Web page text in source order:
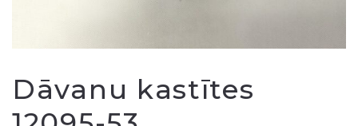
Dāvanu kastītes